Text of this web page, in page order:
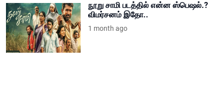
நூறு சாமி படத்தில் என்ன ஸ்பெஷல்.?
விமர்சனம் இதோ..
1 month ago